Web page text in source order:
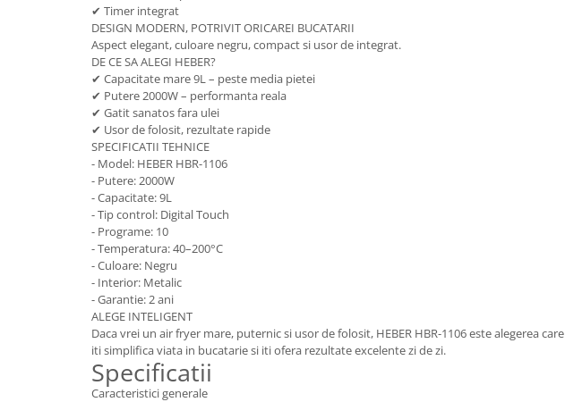
✔ Timer integrat
DESIGN MODERN, POTRIVIT ORICAREI BUCATARII
Aspect elegant, culoare negru, compact si usor de integrat.
DE CE SA ALEGI HEBER?
✔ Capacitate mare 9L – peste media pietei
✔ Putere 2000W – performanta reala
✔ Gatit sanatos fara ulei
✔ Usor de folosit, rezultate rapide
SPECIFICATII TEHNICE
- Model: HEBER HBR-1106
- Putere: 2000W
- Capacitate: 9L
- Tip control: Digital Touch
- Programe: 10
- Temperatura: 40–200°C
- Culoare: Negru
- Interior: Metalic
- Garantie: 2 ani
ALEGE INTELIGENT
Daca vrei un air fryer mare, puternic si usor de folosit, HEBER HBR-1106 este alegerea care
iti simplifica viata in bucatarie si iti ofera rezultate excelente zi de zi.
Specificatii
Caracteristici generale